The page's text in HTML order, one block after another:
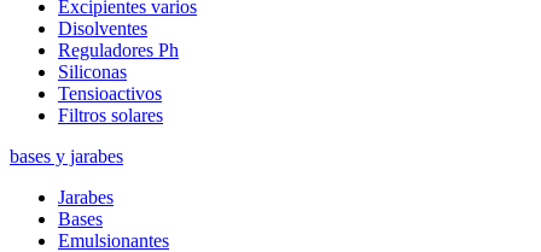
Excipientes varios
Disolventes
Reguladores Ph
Siliconas
Tensioactivos
Filtros solares
bases y jarabes
Jarabes
Bases
Emulsionantes